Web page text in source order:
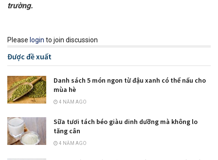
trường.
Please login to join discussion
Được đề xuất
Danh sách 5 món ngon từ đậu xanh có thể nấu cho
mùa hè
4 NĂM AGO
Sữa tươi tách béo giàu dinh dưỡng mà không lo
tăng cân
4 NĂM AGO